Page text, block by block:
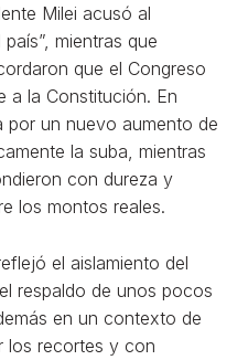
Milei acusó al
mientras que
que el Congreso
a la Constitución. En
por un nuevo aumento de
la suba, mientras
con dureza y
los montos reales.
el aislamiento del
respaldo de unos pocos
en un contexto de
los recortes y con